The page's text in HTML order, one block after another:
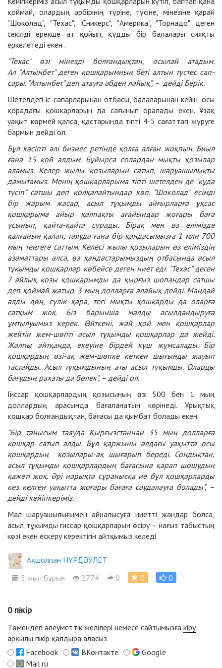
қоймай, олардың әрбірінің түріне, түсіне, мінезіне қарай
"Шоколад", "Техас", "Сникерс", "Америка", "Торнадо" деген
секілді ерекше ат қойып, құдды бір балалары сияқты
еркелетеді екен .
"Техас" өзі мінезді болғандықтан, осылай атадым.
Ал "Алтынбет" деген қошқарымның беті алтын түстес сап-
сары. "Алтынбет" деп атауға әбден лайық”, – дейді Берік.
Шетелдегі іс-сапарларынан отбасы, балаларынан кейін, осы
қорадағы қошқарларын да сағынып оралады екен. Ұзақ
уақыт көрмей қалса, қастарында тіпті 4-5 сағаттап жүруге
бармын дейді ол.
Бұл кәсіпті әлі бизнес ретінде қолға алған жоқпын. Биыл
ғана 15 қой алдым. Бұйырса солардан мықты қозылар
аламыз. Келер жылы қозыларын сатып, шаруашылықты
дамытамыз. Менің қошқарларыма тіпті шетелден де "құда
түсіп" сатшы деп қолқалайтындар көп. "Шоколад" есімді
бір жарым жасар, асыл тұқымды айғырларға ұқсас
қошқарыма айыр қалпақты ағайындар жоғары баға
ұсынып, қайта-қайта сұрады. Бірақ мен өз елімізде
қалғанын қалап, таяуда ғана бір қандасымызға 1 млн 700
мың теңгеге саттым. Келесі жылы қозыларын өз еліміздің
азаматтары алса, өз қандастарымыздың отбасында асыл
тұқымды қошқарлар көбейсе деген ниет еді. "Техас" деген
7 айлық қозы қошқарымды да қырғыз шопандар сатшы
деп қоймай жатыр. 3 мың долларға алайық дейді. Маңдай
алды дөң, сүлік қара, тегі мықты қошқарды да оларға
сатқым жоқ. Біз барынша малды асылдандыруға
ұмтылуымыз керек. Өйткені, жай қой мен қошқарлар
жейтін жем-шөпті асыл тұқымды қошқарлар да жейді.
Жалпы айтқанда, екеуіне бірдей күш жұмсалады. Бір
қошқардың өзі-ақ жем-шөпке кеткен шығынды жауып
тастайды. Асыл тұқымдының аты асыл тұқымды. Оларды
бағудың рахаты да бөлек", – дейді ол.
Гиссар қошқарлардың қозысының өзі 500 бен 1 мың
доллардың арасында бағаланатын көрінеді. Ұрықтық
қошқар болғандықтан, бағасы да қымбат болады екен.
"Бір танысым таяуда Қырғызстаннан 35 мың долларға
қошқар сатып алды. Бұл қаржыны алдағы уақытта осы
қошқардың қозылары-ақ шығарып береді. Сондықтан,
асыл тұқымды қошқарлардың бағасына қарап шошудың
қажеті жоқ. Әрі нарықта сұранысқа ие бұл қошқарларды
кез келген уақытта жоғары бағаға саудалауға болады", –
дейді кейіпкеріміз.
Мал шаруашылығымен айналысуға ниетті жандар болса,
асыл тұқымды гиссар қошқарларын өсіру – нағыз табыстың
көзі екен ескеру керектігін айтқымыз келеді.
Ақшолпан НҰРДӘУЛЕТ
5 жыл бұрын
2774 0 0 0
0 пікір
Төмендегі әлеуметтік желілері немесе сайтымызға кіру
арқылы пікір қалдыра аласыз
Facebook
ВКонтакте
Google
Mail.ru